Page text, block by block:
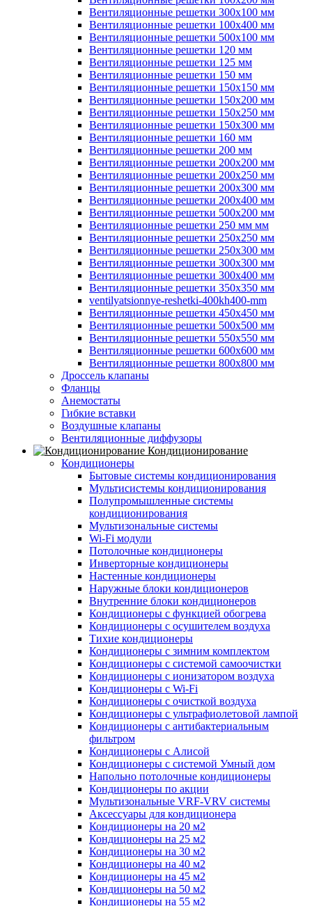
Вентиляционные решетки 300х100 мм
Вентиляционные решетки 100х400 мм
Вентиляционные решетки 500х100 мм
Вентиляционные решетки 120 мм
Вентиляционные решетки 125 мм
Вентиляционные решетки 150 мм
Вентиляционные решетки 150х150 мм
Вентиляционные решетки 150х200 мм
Вентиляционные решетки 150х250 мм
Вентиляционные решетки 150х300 мм
Вентиляционные решетки 160 мм
Вентиляционные решетки 200 мм
Вентиляционные решетки 200х200 мм
Вентиляционные решетки 200х250 мм
Вентиляционные решетки 200х300 мм
Вентиляционные решетки 200х400 мм
Вентиляционные решетки 500х200 мм
Вентиляционные решетки 250 мм мм
Вентиляционные решетки 250х250 мм
Вентиляционные решетки 250х300 мм
Вентиляционные решетки 300х300 мм
Вентиляционные решетки 300х400 мм
Вентиляционные решетки 350х350 мм
ventilyatsionnye-reshetki-400kh400-mm
Вентиляционные решетки 450х450 мм
Вентиляционные решетки 500х500 мм
Вентиляционные решетки 550х550 мм
Вентиляционные решетки 600х600 мм
Вентиляционные решетки 800х800 мм
Дроссель клапаны
Фланцы
Анемостаты
Гибкие вставки
Воздушные клапаны
Вентиляционные диффузоры
Кондиционирование
Кондиционеры
Бытовые системы кондиционирования
Мультисистемы кондиционирования
Полупромышленные системы
кондиционирования
Мультизональные системы
Wi-Fi модули
Потолочные кондиционеры
Инверторные кондиционеры
Настенные кондиционеры
Наружные блоки кондиционеров
Внутренние блоки кондиционеров
Кондиционеры с функцией обогрева
Кондиционеры с осушителем воздуха
Тихие кондиционеры
Кондиционеры с зимним комплектом
Кондиционеры с системой самоочистки
Кондиционеры с ионизатором воздуха
Кондиционеры с Wi-Fi
Кондиционеры с очисткой воздуха
Кондиционеры с ультрафиолетовой лампой
Кондиционеры с антибактериальным
фильтром
Кондиционеры с Алисой
Кондиционеры с системой Умный дом
Напольно потолочные кондиционеры
Кондиционеры по акции
Мультизональные VRF-VRV системы
Аксессуары для кондиционера
Кондиционеры на 20 м2
Кондиционеры на 25 м2
Кондиционеры на 30 м2
Кондиционеры на 40 м2
Кондиционеры на 45 м2
Кондиционеры на 50 м2
Кондиционеры на 55 м2